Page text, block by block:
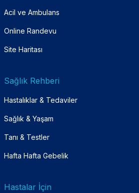
Acil ve Ambulans
Online Randevu
Site Haritası
Sağlık Rehberi
Hastalıklar & Tedaviler
Sağlık & Yaşam
Tanı & Testler
Hafta Hafta Gebelik
Hastalar İçin